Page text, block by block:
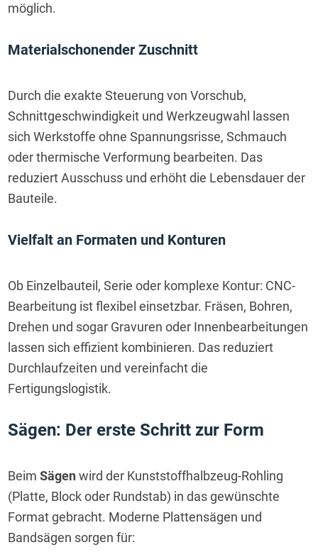
möglich.
Materialschonender Zuschnitt
Durch die exakte Steuerung von Vorschub,
Schnittgeschwindigkeit und Werkzeugwahl lassen
sich Werkstoffe ohne Spannungsrisse, Schmauch
oder thermische Verformung bearbeiten. Das
reduziert Ausschuss und erhöht die Lebensdauer der
Bauteile.
Vielfalt an Formaten und Konturen
Ob Einzelbauteil, Serie oder komplexe Kontur: CNC-
Bearbeitung ist flexibel einsetzbar. Fräsen, Bohren,
Drehen und sogar Gravuren oder Innenbearbeitungen
lassen sich effizient kombinieren. Das reduziert
Durchlaufzeiten und vereinfacht die
Fertigungslogistik.
Sägen: Der erste Schritt zur Form
Beim Sägen wird der Kunststoffhalbzeug-Rohling
(Platte, Block oder Rundstab) in das gewünschte
Format gebracht. Moderne Plattensägen und
Bandsägen sorgen für: